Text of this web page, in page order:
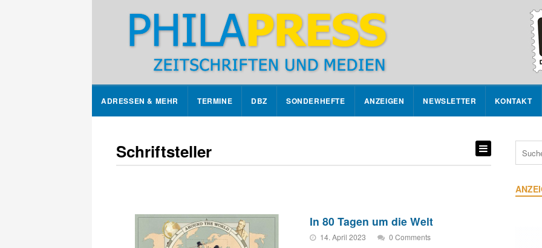
ADRESSEN & MEHR TERMINE DBZ SONDERHEFTE ANZEIGEN NEWSLETTER KONTAKT
Schriftsteller
In 80 Tagen um die Welt
14. April 2023 0 Comments